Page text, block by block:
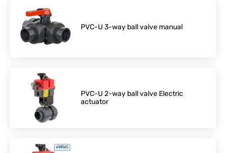
PVC-U 3-way ball valve manual
PVC-U 2-way ball valve Electric
actuator